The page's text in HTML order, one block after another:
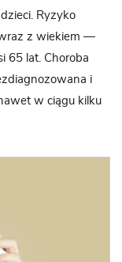
Ryzyko
wraz z wiekiem —
65 lat. Choroba
i
w ciągu kilku